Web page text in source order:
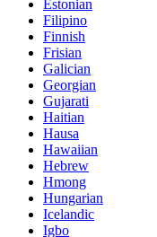
Estonian
Filipino
Finnish
Frisian
Galician
Georgian
Gujarati
Haitian
Hausa
Hawaiian
Hebrew
Hmong
Hungarian
Icelandic
Igbo